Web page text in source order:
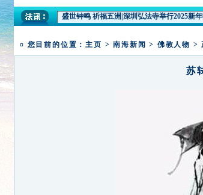
本焕学院2024年招生通告
一粥一香甜 一年一团圆|释迦牟尼佛成道日
盛世钟鸣 祈福五洲|深圳弘法寺举行2025新年
¤ 您目前的位置：主页 >南海新闻 > 佛教人物 >
苏